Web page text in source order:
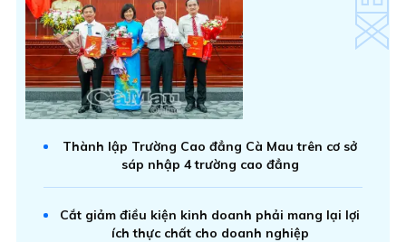
Thành lập Trường Cao đẳng Cà Mau trên cơ sở
sáp nhập 4 trường cao đẳng
Cắt giảm điều kiện kinh doanh phải mang lại lợi
ích thực chất cho doanh nghiệp